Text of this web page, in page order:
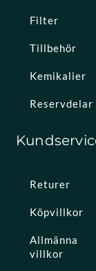
Filter
Tillbehör
Kemikalier
Reservdelar
Returer
Köpvillkor
Allmänna
villkor